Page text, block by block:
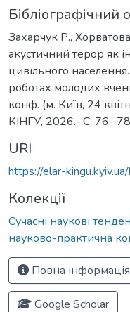
Бібліографічний
Захарчук Р.,
акустичний терор як
цивільного
роботах молодих
конф. (м. Київ, 24
КІНГУ, 2026.- С. 76-
URI
https://elar-
Колекції
Сучасні наукові
науково-практична
Повна
Google Scholar